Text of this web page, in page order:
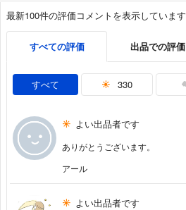
最新100件の評価コメントを表示しています
すべての評価 出品での評価
すべて 330
よい出品者です
ありがとうございます。
アール
よい出品者です